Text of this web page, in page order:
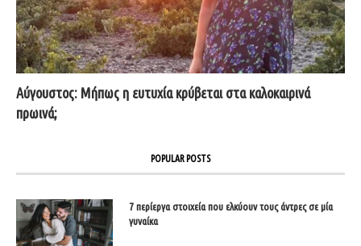
Αύγουστος: Μήπως η ευτυχία κρύβεται στα καλοκαιρινά
πρωινά;
POPULAR POSTS
7 περίεργα στοιχεία που ελκύουν τους άντρες σε μία
γυναίκα